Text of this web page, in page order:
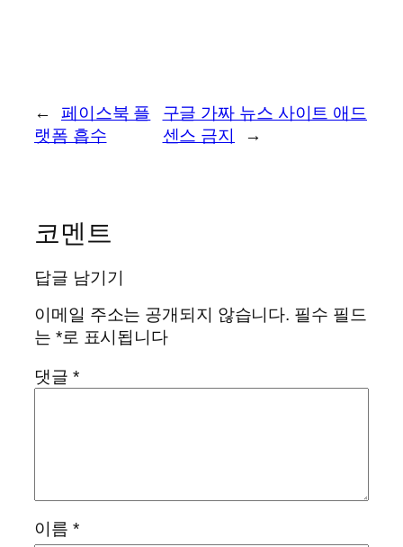
←
페이스북 플
랫폼 흡수
구글 가짜 뉴스 사이트 애드
센스 금지
→
코멘트
답글 남기기
이메일 주소는 공개되지 않습니다. 필수 필드
는 *로 표시됩니다
댓글 *
이름 *